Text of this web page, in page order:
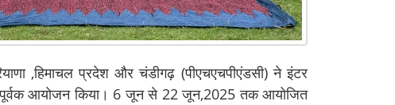
,हिमाचल प्रदेश और चंडीगढ़ (पीएचएचपीएंडसी) ने इंटर
आयोजन किया। 6 जून से 22 जून,2025 तक आयोजित